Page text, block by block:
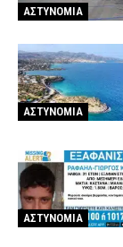
ΑΣΤΥΝΟΜΙΑ
ΑΣΤΥΝΟΜΙΑ
ΑΣΤΥΝΟΜΙΑ